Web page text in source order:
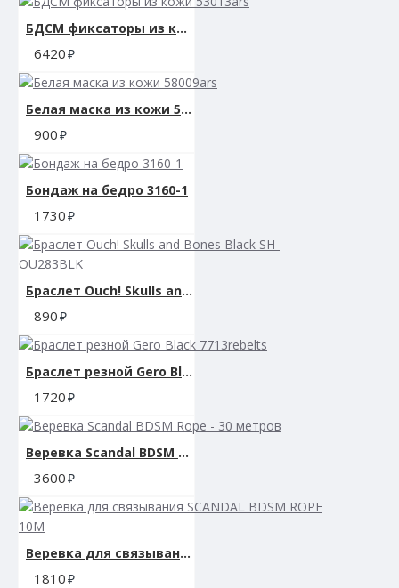
БДСМ фиксаторы из кожи 53013ars
6420
Белая маска из кожи 58009ars
900
Бондаж на бедро 3160-1
1730
Браслет Ouch! Skulls and Bones Black SH-OU283BLK
890
Браслет резной Gero Black 7713rebelts
1720
Веревка Scandal BDSM Rope - 30 метров
3600
Веревка для связывания SCANDAL BDSM ROPE 10M
1810